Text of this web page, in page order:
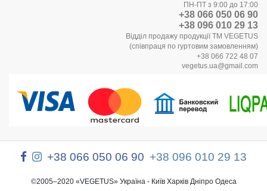
ПН-ПТ з 9:00 до 17:00
+38 066 050 06 90
+38 096 010 29 13
Відділ продажу продукції ТМ VEGETUS
(співпраця по гуртовим замовленням)
+38 066 722 48 07
vegetus.ua@gmail.com
+38 066 050 06 90 +38 096 010 29 13
©2005–2020 «VEGETUS» Україна - Київ Харків Дніпро Одеса